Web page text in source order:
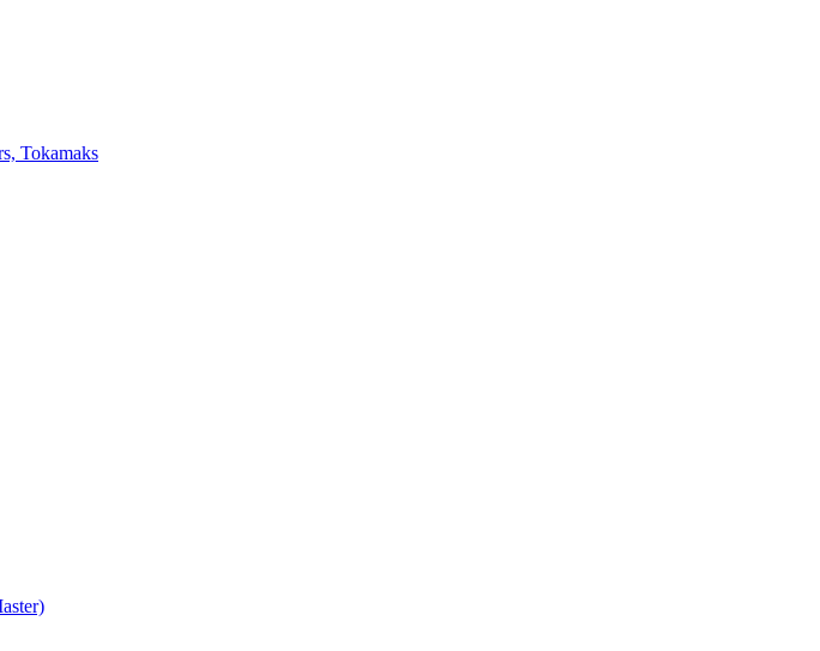
Tokamaks